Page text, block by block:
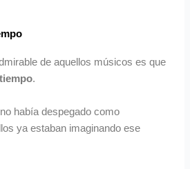
de aquellos músicos es que
.
había despegado como
ya estaban imaginando ese